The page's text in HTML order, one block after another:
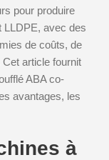
pour produire
LLDPE, avec des
de coûts, de
Cet article fournit
ABA co-
avantages, les
à